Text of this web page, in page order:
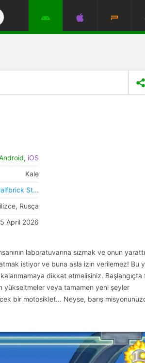
, iOS
Kale
St...
Rusça
April 2026
laboratuvarına sızmak ve onun
istiyor ve buna asla izin verilemez! Bu
dikkat etmelisiniz. Başlangıçta
yükseltmeler veya tamamen yeni şeyler
bir motosiklet... Neyse, barış